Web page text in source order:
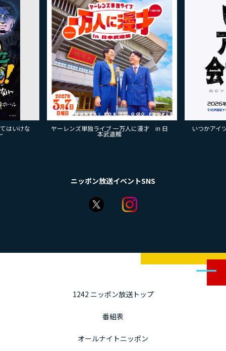
はいけな ヤーレンズ単独ライブ 一万人に漫才 in 日
本武道館
いつかアイ
ニッポン放送イベントSNS
1242 ニッポン放送トップ
番組表
オールナイトニッポン